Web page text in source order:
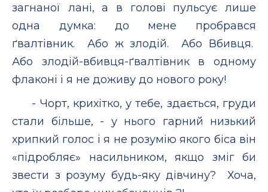
загнаної лані, а в голові пульсує лише
одна думка: до мене пробрався
ґвалтівник. Або ж злодій. Або Вбивця.
Або злодій-вбивця-ґвалтівник в одному
флаконі і я не доживу до нового року!
- Чорт, крихітко, у тебе, здається, груди
стали більше, - у нього гарний низький
хрипкий голос і я не розумію якого біса він
«підробляє» насильником, якщо зміг би
звести з розуму будь-яку дівчину? Хоча,